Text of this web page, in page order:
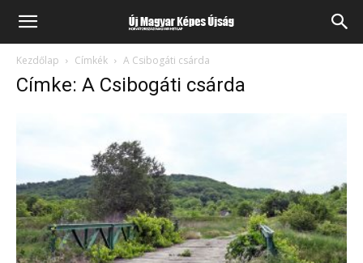
Kezdőlap Címkék A Csibogáti csárda
Címke: A Csibogáti csárda